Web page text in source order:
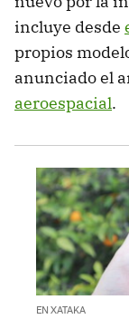
incluye desde
propios
anunciado el
aeroespacial.
EN XATAKA